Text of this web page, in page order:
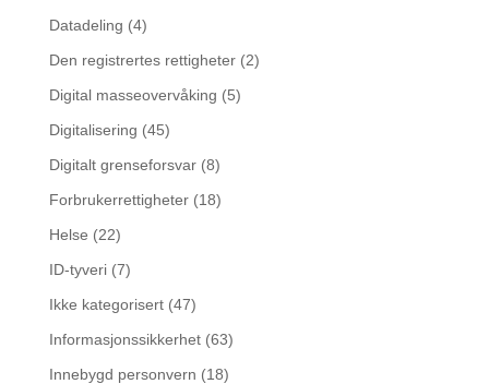
Datadeling (4)
Den registrertes rettigheter(2)
Digital masseovervåking (5)
Digitalisering (45)
Digitalt grenseforsvar(8)
Forbrukerrettigheter(18)
Helse (22)
ID-tyveri(7)
Ikke kategorisert(47)
Informasjonssikkerhet(63)
Innebygd personvern (18)